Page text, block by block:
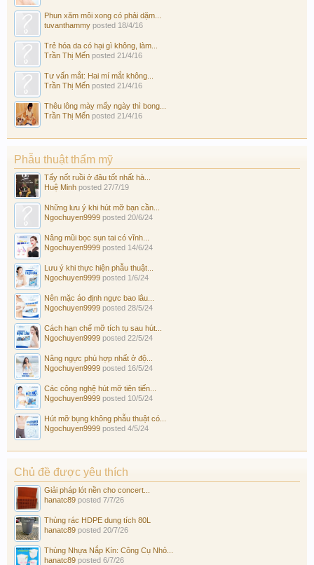
Phun xăm môi xong có phải dặm...
tuvanthammy posted 18/4/16
Trẻ hóa da có hại gì không, làm...
Trần Thị Mến posted 21/4/16
Tư vấn mắt: Hai mí mắt không...
Trần Thị Mến posted 21/4/16
Thêu lông mày mấy ngày thì bong...
Trần Thị Mến posted 21/4/16
Phẫu thuật thẩm mỹ
Tẩy nốt ruồi ở đâu tốt nhất hà...
Huệ Minh posted 27/7/19
Những lưu ý khi hút mỡ bạn cần...
Ngochuyen9999 posted 20/6/24
Nâng mũi bọc sụn tai có vĩnh...
Ngochuyen9999 posted 14/6/24
Lưu ý khi thực hiện phẫu thuật...
Ngochuyen9999 posted 1/6/24
Nên mặc áo định ngực bao lâu...
Ngochuyen9999 posted 28/5/24
Cách hạn chế mỡ tích tụ sau hút...
Ngochuyen9999 posted 22/5/24
Nâng ngực phù hợp nhất ở độ...
Ngochuyen9999 posted 16/5/24
Các công nghệ hút mỡ tiên tiến...
Ngochuyen9999 posted 10/5/24
Hút mỡ bụng không phẫu thuật có...
Ngochuyen9999 posted 4/5/24
Chủ đề được yêu thích
Giải pháp lót nền cho concert...
hanatc89 posted 7/7/26
Thùng rác HDPE dung tích 80L
hanatc89 posted 20/7/26
Thùng Nhựa Nắp Kín: Công Cụ Nhỏ...
hanatc89 posted 6/7/26